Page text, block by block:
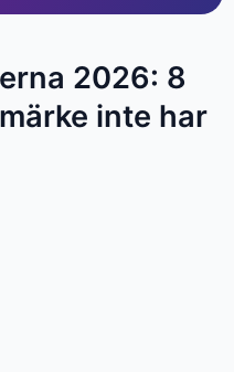
2026: 8
inte har